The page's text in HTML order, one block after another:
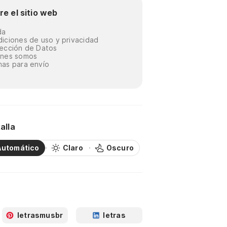
el sitio web
de uso y privacidad
de Datos
somos
para envío
Claro Oscuro
letrasmusbr letras